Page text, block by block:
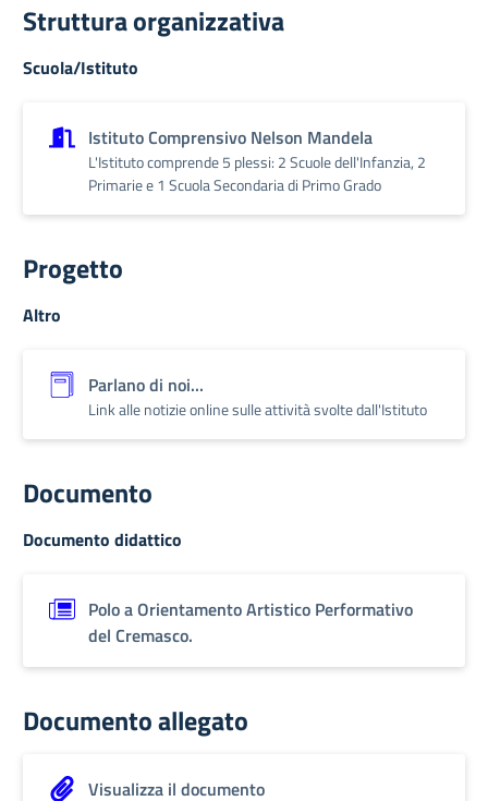
Struttura organizzativa
Scuola/Istituto
Istituto Comprensivo Nelson Mandela
L'Istituto comprende 5 plessi: 2 Scuole dell'Infanzia, 2
Primarie e 1 Scuola Secondaria di Primo Grado
Progetto
Altro
Parlano di noi...
Link alle notizie online sulle attività svolte dall'Istituto
Documento
Documento didattico
Polo a Orientamento Artistico Performativo
del Cremasco.
Documento allegato
Visualizza il documento